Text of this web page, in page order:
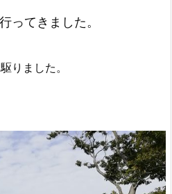
ってきました。
りました。